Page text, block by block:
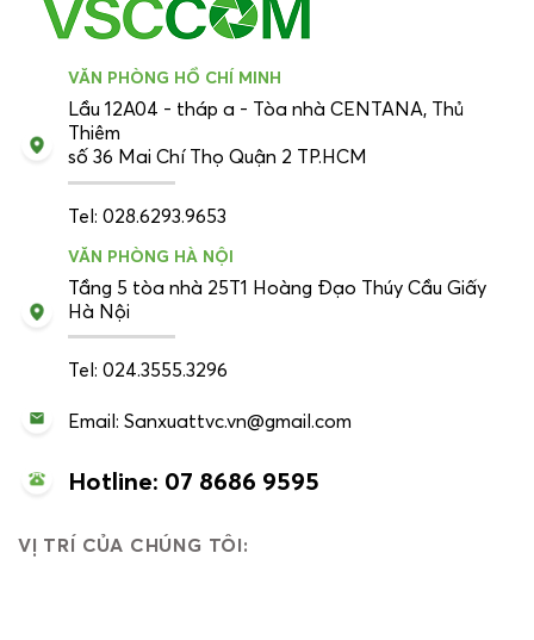
VĂN PHÒNG HỒ CHÍ MINH
Lầu 12A04 - tháp a - Tòa nhà CENTANA, Thủ
Thiêm
số 36 Mai Chí Thọ Quận 2 TP.HCM
Tel: 028.6293.9653
VĂN PHÒNG HÀ NỘI
Tầng 5 tòa nhà 25T1 Hoàng Đạo Thúy Cầu Giấy
Hà Nội
Tel: 024.3555.3296
Email: Sanxuattvc.vn@gmail.com
Hotline: 07 8686 9595
VỊ TRÍ CỦA CHÚNG TÔI: